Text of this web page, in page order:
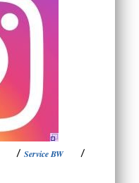
/ Service BW
/